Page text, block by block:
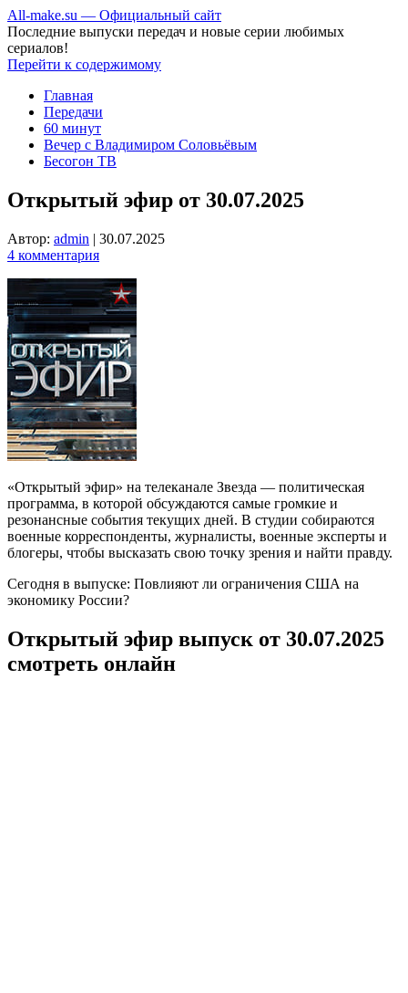
All-make.su — Официальный сайт
Последние выпуски передач и новые серии любимых
сериалов!
Перейти к содержимому
Главная
Передачи
60 минут
Вечер с Владимиром Соловьёвым
Бесогон ТВ
Открытый эфир от 30.07.2025
Автор: admin | 30.07.2025
4 комментария
«Открытый эфир» на телеканале Звезда — политическая
программа, в которой обсуждаются самые громкие и
резонансные события текущих дней. В студии собираются
военные корреспонденты, журналисты, военные эксперты и
блогеры, чтобы высказать свою точку зрения и найти правду.
Сегодня в выпуске: Повлияют ли ограничения США на
экономику России?
Открытый эфир выпуск от 30.07.2025
смотреть онлайн